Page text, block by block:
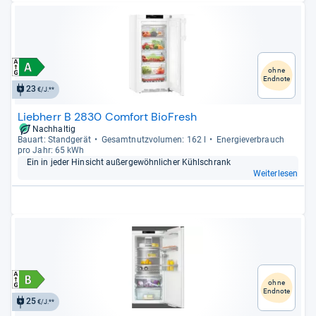
23 €/J.**
ohne
Endnote
Liebherr B 2830 Comfort BioFresh
Nachhaltig
Bau­art: Stand­ge­rät
Gesamt­nutz­vo­lu­men: 162 l
Ener­gie­ver­brauch
pro Jahr: 65 kWh
Ein in jeder Hin­sicht außer­ge­wöhn­li­cher Kühl­schrank
Weiterlesen
25€/J.**
ohne
Endnote